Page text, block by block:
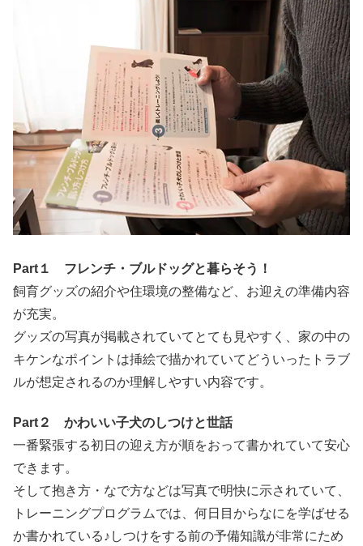
Part１ フレンチ・ブルドッグと暮らそう！
飼育グッズの紹介や住環境の整備など、お迎えの準備内容
が充実。
グッズの写真が掲載されていてとても見やすく、家の中の
キケンなポイントは挿絵で描かれていてどういったトラブ
ルが想定されるのか理解しやすい内容です。
Part２ かわいい子犬のしつけと世話
一番緊張する初日の迎え方が順をおって書かれていて安心
できます。
そして抱き方・なで方などは写真で明快に示されていて、
トレーニングプログラムでは、何日目からなにを学ばせる
か書かれている♪しつけをする前の予備知識が非常にため